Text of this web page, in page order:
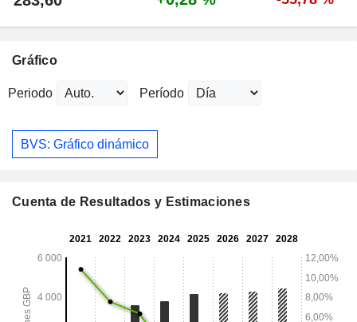
Gráfico
Periodo Período
BVS: Gráfico dinámico
Cuenta de Resultados y Estimaciones